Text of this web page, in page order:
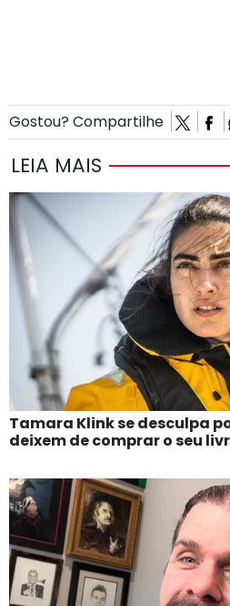
Gostou? Compartilhe
LEIA MAIS
Tamara Klink se desculpa
deixem de comprar o seu